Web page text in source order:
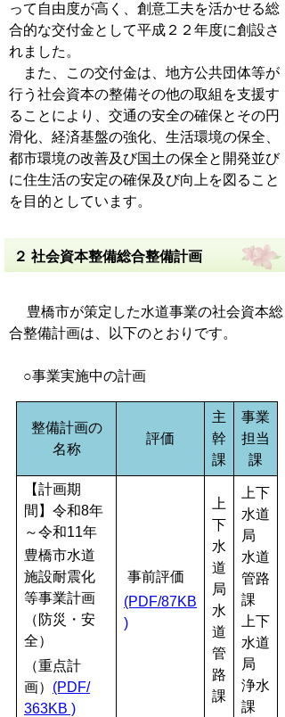
って自由度が高く、創意工夫を活かせる総
合的な交付金として平成２２年度に創設さ
れました。
また、この交付金は、地方公共団体等が
行う社会資本の整備その他の取組を支援す
ることにより、交通の安全の確保とその円
滑化、経済基盤の強化、生活環境の保全、
都市環境の改善及び国土の保全と開発並び
に住生活の安定の確保及び向上を図ること
を目的としています。
２ 社会資本整備総合整備計画
豊橋市が策定した水道事業の社会資本総
合整備計画は、以下のとおりです。
○事業実施中の計画
整備計画の
名称
評価
主
幹
課
事業
担当
課
【計画期
間】令和8年
～令和11年
豊橋市水道
施設耐震化
等事業計画
（防災・安
全）
（重点計
画） (PDF/
363KB )
事前評価
(PDF/87KB
)
上
下
水
道
局
水
道
管
路
課
上下
水道
局
水道
管路
課
上下
水道
局
浄水
課